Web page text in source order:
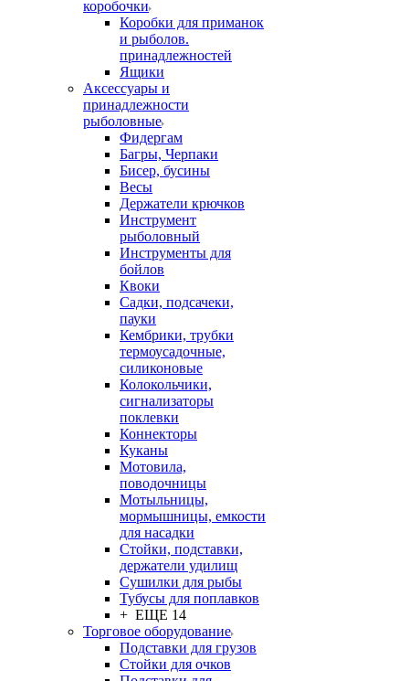
коробочки
Коробки для приманок
и рыболов.
принадлежностей
Ящики
Аксессуары и
принадлежности
рыболовные
Фидергам
Багры, Черпаки
Бисер, бусины
Весы
Держатели крючков
Инструмент
рыболовный
Инструменты для
бойлов
Квоки
Садки, подсачеки,
пауки
Кембрики, трубки
термоусадочные,
силиконовые
Колокольчики,
сигнализаторы
поклевки
Коннекторы
Куканы
Мотовила,
поводочницы
Мотыльницы,
мормышницы, емкости
для насадки
Стойки, подставки,
держатели удилищ
Сушилки для рыбы
Тубусы для поплавков
+ ЕЩЕ 14
Торговое оборудование
Подставки для грузов
Стойки для очков